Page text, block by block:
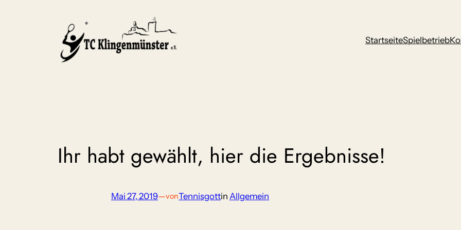
StartseiteSpielbetrieb
Ihr habt gewählt, hier die Ergebnisse!
Mai 27, 2019—vonTennisgottin Allgemein